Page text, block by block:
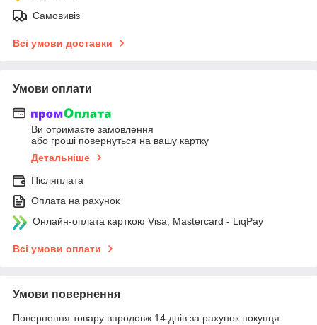
Самовивіз
Всі умови доставки
Умови оплати
Ви отримаєте замовлення
або гроші повернуться на вашу картку
Детальніше
Післяплата
Оплата на рахунок
Онлайн-оплата карткою Visa, Mastercard - LiqPay
Всі умови оплати
Умови повернення
Повернення товару впродовж 14 днів за рахунок покупця